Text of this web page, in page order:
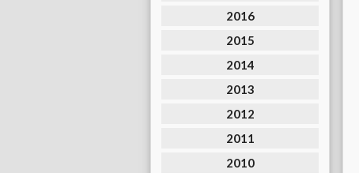
2016
2015
2014
2013
2012
2011
2010